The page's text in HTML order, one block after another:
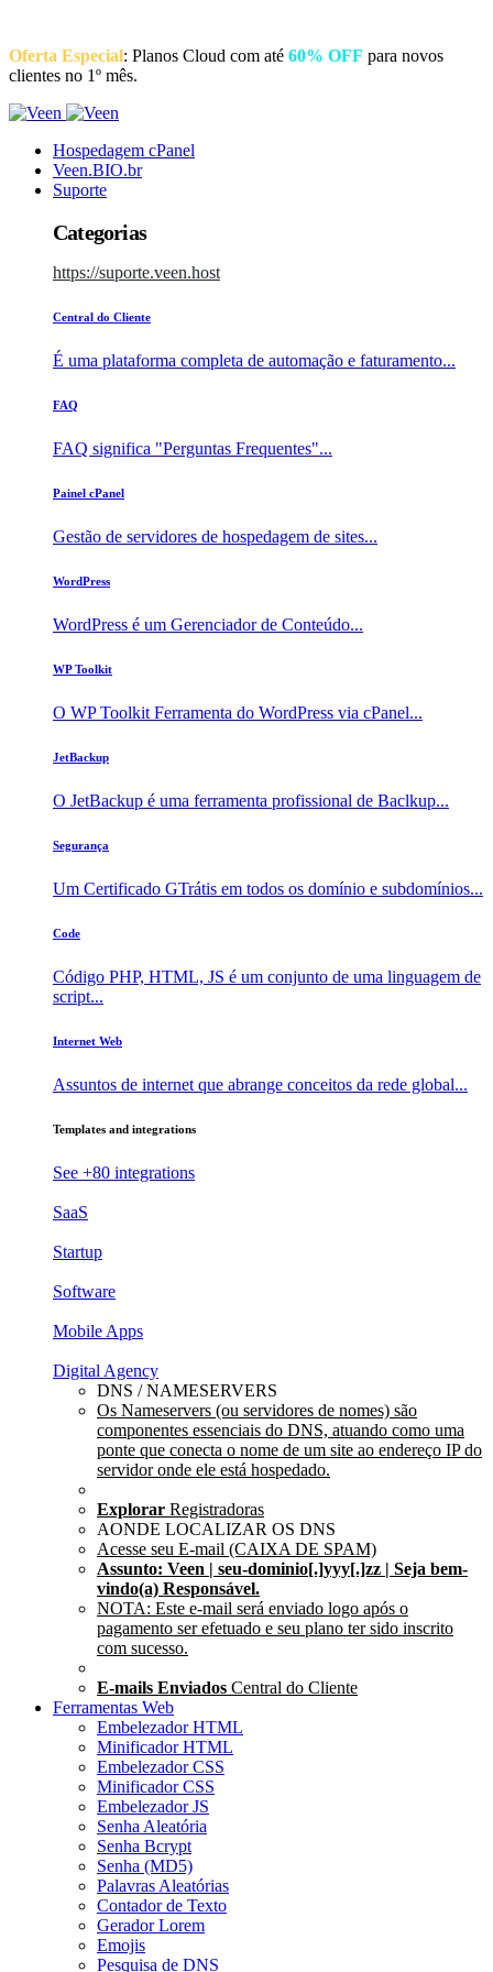
Oferta Especial: Planos Cloud com até 60% OFF para novos
clientes no 1º mês.
Hospedagem cPanel
Veen.BIO.br
Suporte
Categorias
https://suporte.veen.host
Central do Cliente
É uma plataforma completa de automação e faturamento...
FAQ
FAQ significa "Perguntas Frequentes"...
Painel cPanel
Gestão de servidores de hospedagem de sites...
WordPress
WordPress é um Gerenciador de Conteúdo...
WP Toolkit
O WP Toolkit Ferramenta do WordPress via cPanel...
JetBackup
O JetBackup é uma ferramenta profissional de Baclkup...
Segurança
Um Certificado GTrátis em todos os domínio e subdomínios...
Code
Código PHP, HTML, JS é um conjunto de uma linguagem de
script...
Internet Web
Assuntos de internet que abrange conceitos da rede global...
Templates and integrations
See +80 integrations
SaaS
Startup
Software
Mobile Apps
Digital Agency
DNS / NAMESERVERS
Os Nameservers (ou servidores de nomes) são
componentes essenciais do DNS, atuando como uma
ponte que conecta o nome de um site ao endereço IP do
servidor onde ele está hospedado.
Explorar Registradoras
AONDE LOCALIZAR OS DNS
Acesse seu E-mail (CAIXA DE SPAM)
Assunto: Veen | seu-dominio[.]yyy[.]zz | Seja bem-
vindo(a) Responsável.
NOTA: Este e-mail será enviado logo após o
pagamento ser efetuado e seu plano ter sido inscrito
com sucesso.
E-mails Enviados Central do Cliente
Ferramentas Web
Embelezador HTML
Minificador HTML
Embelezador CSS
Minificador CSS
Embelezador JS
Senha Aleatória
Senha Bcrypt
Senha (MD5)
Palavras Aleatórias
Contador de Texto
Gerador Lorem
Emojis
Pesquisa de DNS